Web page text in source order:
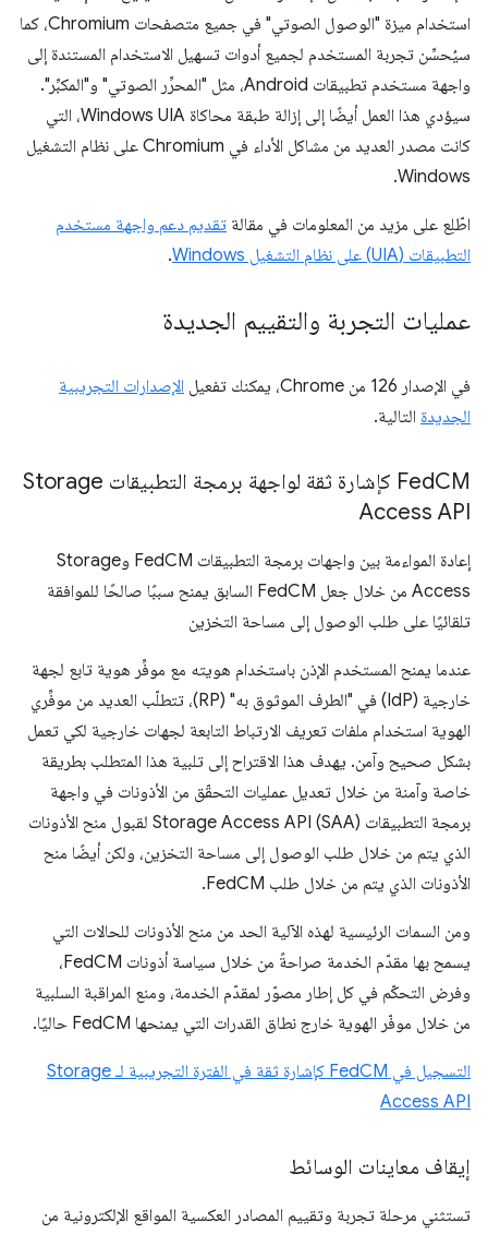
استخدام ميزة "الوصول الصوتي" في جميع متصفحات Chromium، كما
سيُحسِّن تجربة المستخدم لجميع أدوات تسهيل الاستخدام المستندة إلى
واجهة مستخدم تطبيقات Android، مثل "المحرِّر الصوتي" و"المكبِّر".
سيؤدي هذا العمل أيضًا إلى إزالة طبقة محاكاة Windows UIA، التي
كانت مصدر العديد من مشاكل الأداء في Chromium على نظام التشغيل
Windows.
اطّلِع على مزيد من المعلومات في مقالة تقديم دعم واجهة مستخدم
التطبيقات (UIA) على نظام التشغيل Windows
.
عمليات التجربة والتقييم الجديدة
في الإصدار 126 من Chrome، يمكنك تفعيل
الإصدارات التجريبية
الجديدة التالية.
Fed
CM كإشارة ثقة لواجهة برمجة التطبيقات Storage
Access API
إعادة المواءمة بين واجهات برمجة التطبيقات FedCM وStorage
Access من خلال جعل FedCM السابق يمنح سببًا صالحًا للموافقة
تلقائيًا على طلب الوصول إلى مساحة التخزين
عندما يمنح المستخدم الإذن باستخدام هويته مع موفِّر هوية تابع لجهة
خارجية (IdP) في "الطرف الموثوق به" (RP)، تتطلّب العديد من موفِّري
الهوية استخدام ملفات تعريف الارتباط التابعة لجهات خارجية لكي تعمل
بشكل صحيح وآمن. يهدف هذا الاقتراح إلى تلبية هذا المتطلب بطريقة
خاصة وآمنة من خلال تعديل عمليات التحقّق من الأذونات في واجهة
برمجة التطبيقات Storage Access API (SAA) لقبول منح الأذونات
الذي يتم من خلال طلب الوصول إلى مساحة التخزين، ولكن أيضًا منح
الأذونات الذي يتم من خلال طلب FedCM.
ومن السمات الرئيسية لهذه الآلية الحد من منح الأذونات للحالات التي
يسمح بها مقدّم الخدمة صراحةً من خلال سياسة أذونات FedCM،
وفرض التحكّم في كل إطار مصوّر لمقدّم الخدمة، ومنع المراقبة السلبية
من خلال موفّر الهوية خارج نطاق القدرات التي يمنحها FedCM حاليًا.
التسجيل في FedCM كإشارة ثقة في الفترة التجريبية لـ Storage
Access API
إيقاف معاينات الوسائط
تستثني مرحلة تجربة وتقييم المصادر العكسية المواقع الإلكترونية من